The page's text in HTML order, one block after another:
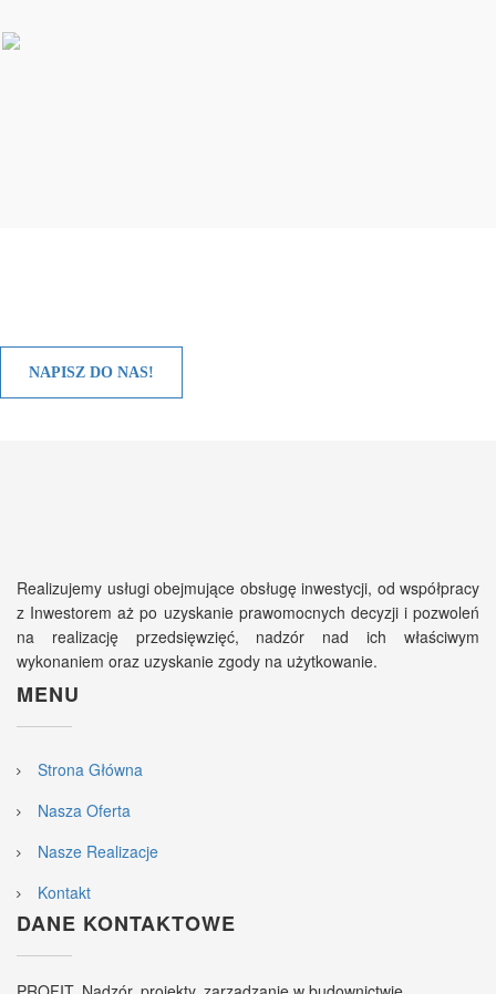
NAPISZ DO NAS!
Realizujemy usługi obejmujące obsługę inwestycji, od współpracy
z Inwestorem aż po uzyskanie prawomocnych decyzji i pozwoleń
na realizację przedsięwzięć, nadzór nad ich właściwym
wykonaniem oraz uzyskanie zgody na użytkowanie.
MENU
Strona Główna
Nasza Oferta
Nasze Realizacje
Kontakt
DANE KONTAKTOWE